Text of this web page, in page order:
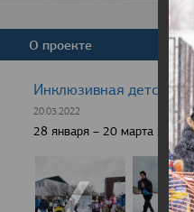
О проекте
Инклюзивная детская
20.03.2022
28 января – 20 марта 2022